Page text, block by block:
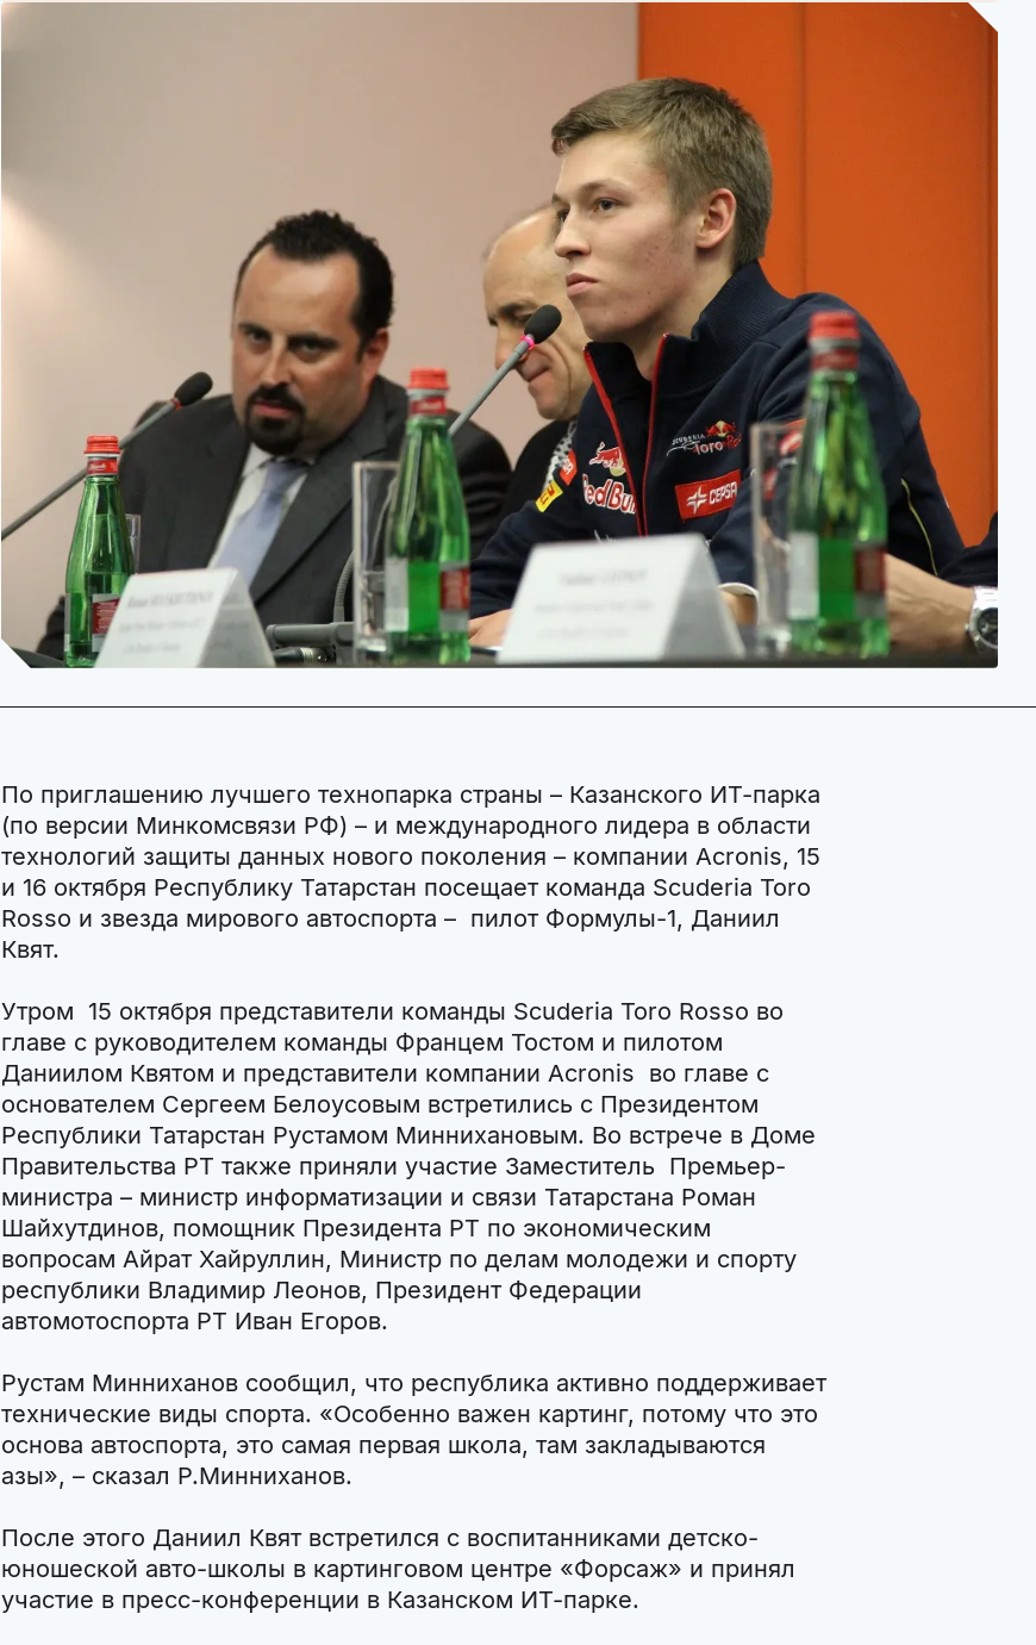
По приглашению лучшего технопарка страны – Казанского ИТ-парка
(по версии Минкомсвязи РФ) – и международного лидера в области
технологий защиты данных нового поколения – компании Acronis, 15
и 16 октября Республику Татарстан посещает команда Scuderia Toro
Rosso и звезда мирового автоспорта – пилот Формулы-1, Даниил
Квят.
Утром 15 октября представители команды Scuderia Toro Rosso во
главе с руководителем команды Францем Тостом и пилотом
Даниилом Квятом и представители компании Acronis во главе с
основателем Сергеем Белоусовым встретились с Президентом
Республики Татарстан Рустамом Миннихановым. Во встрече в Доме
Правительства РТ также приняли участие Заместитель Премьер-
министра – министр информатизации и связи Татарстана Роман
Шайхутдинов, помощник Президента РТ по экономическим
вопросам Айрат Хайруллин, Министр по делам молодежи и спорту
республики Владимир Леонов, Президент Федерации
автомотоспорта РТ Иван Егоров.
Рустам Минниханов сообщил, что республика активно поддерживает
технические виды спорта. «Особенно важен картинг, потому что это
основа автоспорта, это самая первая школа, там закладываются
азы», – сказал Р.Минниханов.
После этого Даниил Квят встретился с воспитанниками детско-
юношеской авто-школы в картинговом центре «Форсаж» и принял
участие в пресс-конференции в Казанском ИТ-парке.